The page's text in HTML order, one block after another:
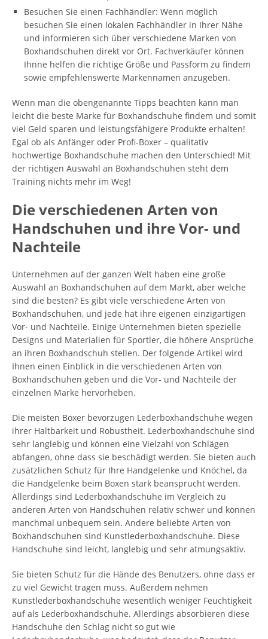
Besuchen Sie einen Fachhändler: Wenn möglich
besuchen Sie einen lokalen Fachhändler in Ihrer Nähe
und informieren sich über verschiedene Marken von
Boxhandschuhen direkt vor Ort. Fachverkäufer können
Ihnne helfen die richtige Größe und Passform zu findem
sowie empfehlenswerte Markennamen anzugeben.
Wenn man die obengenannte Tipps beachten kann man
leicht die beste Marke für Boxhandschuhe findem und somit
viel Geld sparen und leistungsfähigere Produkte erhalten!
Egal ob als Anfänger oder Profi-Boxer – qualitativ
hochwertige Boxhandschuhe machen den Unterschied! Mit
der richtigen Auswahl an Boxhandschuhen steht dem
Training nichts mehr im Weg!
Die verschiedenen Arten von
Handschuhen und ihre Vor- und
Nachteile
Unternehmen auf der ganzen Welt haben eine große
Auswahl an Boxhandschuhen auf dem Markt, aber welche
sind die besten? Es gibt viele verschiedene Arten von
Boxhandschuhen, und jede hat ihre eigenen einzigartigen
Vor- und Nachteile. Einige Unternehmen bieten spezielle
Designs und Materialien für Sportler, die höhere Ansprüche
an ihren Boxhandschuh stellen. Der folgende Artikel wird
Ihnen einen Einblick in die verschiedenen Arten von
Boxhandschuhen geben und die Vor- und Nachteile der
einzelnen Marke hervorheben.
Die meisten Boxer bevorzugen Lederboxhandschuhe wegen
ihrer Haltbarkeit und Robustheit. Lederboxhandschuhe sind
sehr langlebig und können eine Vielzahl von Schlägen
abfangen, ohne dass sie beschädigt werden. Sie bieten auch
zusätzlichen Schutz für Ihre Handgelenke und Knöchel, da
die Handgelenke beim Boxen stark beansprucht werden.
Allerdings sind Lederboxhandschuhe im Vergleich zu
anderen Arten von Handschuhen relativ schwer und können
manchmal unbequem sein. Andere beliebte Arten von
Boxhandschuhen sind Kunstlederboxhandschuhe. Diese
Handschuhe sind leicht, langlebig und sehr atmungsaktiv.
Sie bieten Schutz für die Hände des Benutzers, ohne dass er
zu viel Gewicht tragen muss. Außerdem nehmen
Kunstlederboxhandschuhe wesentlich weniger Feuchtigkeit
auf als Lederboxhandschuhe. Allerdings absorbieren diese
Handschuhe den Schlag nicht so gut wie